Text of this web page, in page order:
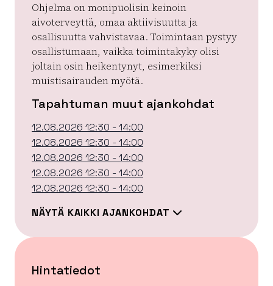
Ohjelma on monipuolisin keinoin
aivoterveyttä, omaa aktiivisuutta ja
osallisuutta vahvistavaa. Toimintaan pystyy
osallistumaan, vaikka toimintakyky olisi
joltain osin heikentynyt, esimerkiksi
muistisairauden myötä.
Tapahtuman muut ajankohdat
12.08.2026 12:30 - 14:00
12.08.2026 12:30 - 14:00
12.08.2026 12:30 - 14:00
12.08.2026 12:30 - 14:00
12.08.2026 12:30 - 14:00
NÄYTÄ KAIKKI AJANKOHDAT
Hintatiedot